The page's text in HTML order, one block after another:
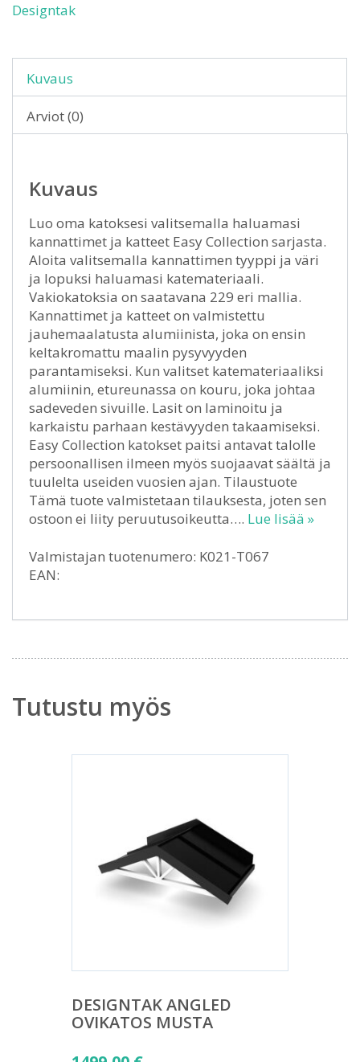
Designtak
Kuvaus
Arviot (0)
Kuvaus
Luo oma katoksesi valitsemalla haluamasi
kannattimet ja katteet Easy Collection sarjasta.
Aloita valitsemalla kannattimen tyyppi ja väri
ja lopuksi haluamasi katemateriaali.
Vakiokatoksia on saatavana 229 eri mallia.
Kannattimet ja katteet on valmistettu
jauhemaalatusta alumiinista, joka on ensin
keltakromattu maalin pysyvyyden
parantamiseksi. Kun valitset katemateriaaliksi
alumiinin, etureunassa on kouru, joka johtaa
sadeveden sivuille. Lasit on laminoitu ja
karkaistu parhaan kestävyyden takaamiseksi.
Easy Collection katokset paitsi antavat talolle
persoonallisen ilmeen myös suojaavat säältä ja
tuulelta useiden vuosien ajan. Tilaustuote
Tämä tuote valmistetaan tilauksesta, joten sen
ostoon ei liity peruutusoikeutta…. Lue lisää »
Valmistajan tuotenumero: K021-T067
EAN:
Tutustu myös
DESIGNTAK ANGLED
OVIKATOS MUSTA